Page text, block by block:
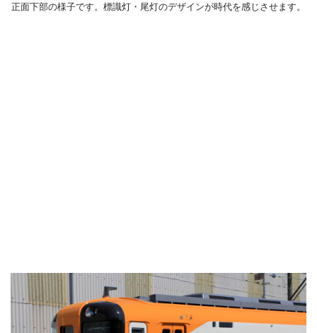
正面下部の様子です。標識灯・尾灯のデザインが時代を感じさせます。